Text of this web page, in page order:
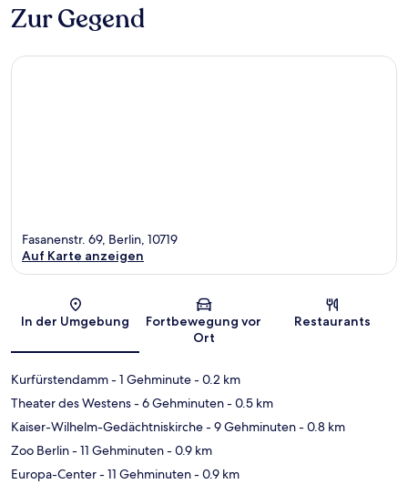
Zur Gegend
Karte
Fasanenstr. 69, Berlin, 10719
Auf Karte anzeigen
In der Umgebung
Fortbewegung vor
Ort
Restaurants
Kurfürstendamm- 1 Gehminute- 0.2 km
Theater des Westens- 6 Gehminuten- 0.5 km
Kaiser-Wilhelm-Gedächtniskirche- 9 Gehminuten- 0.8 km
Zoo Berlin- 11 Gehminuten- 0.9 km
Europa-Center- 11 Gehminuten- 0.9 km